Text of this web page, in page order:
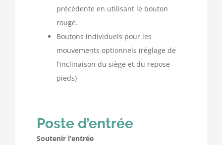
précédente en utilisant le bouton
rouge.
Boutons individuels pour les
mouvements optionnels (réglage de
l’inclinaison du siège et du repose-
pieds)
Poste d’entrée
Soutenir l’entrée